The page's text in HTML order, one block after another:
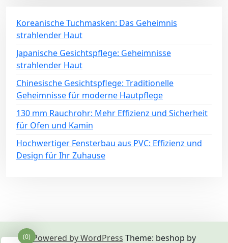
Koreanische Tuchmasken: Das Geheimnis
strahlender Haut
Japanische Gesichtspflege: Geheimnisse
strahlender Haut
Chinesische Gesichtspflege: Traditionelle
Geheimnisse für moderne Hautpflege
130 mm Rauchrohr: Mehr Effizienz und Sicherheit
für Ofen und Kamin
Hochwertiger Fensterbau aus PVC: Effizienz und
Design für Ihr Zuhause
Powered by WordPress Theme: beshop by
(0)